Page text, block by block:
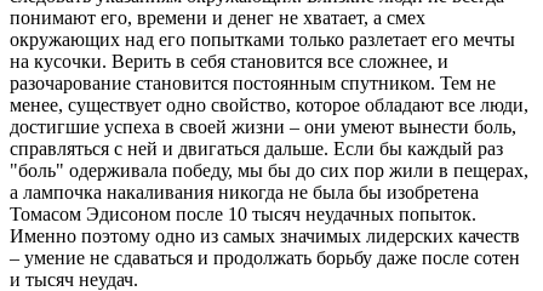
понимают его, времени и денег не хватает, а смех
окружающих над его попытками только разлетает его мечты
на кусочки. Верить в себя становится все сложнее, и
разочарование становится постоянным спутником. Тем не
менее, существует одно свойство, которое обладают все люди,
достигшие успеха в своей жизни – они умеют вынести боль,
справляться с ней и двигаться дальше. Если бы каждый раз
"боль" одерживала победу, мы бы до сих пор жили в пещерах,
а лампочка накаливания никогда не была бы изобретена
Томасом Эдисоном после 10 тысяч неудачных попыток.
Именно поэтому одно из самых значимых лидерских качеств
– умение не сдаваться и продолжать борьбу даже после сотен
и тысяч неудач.